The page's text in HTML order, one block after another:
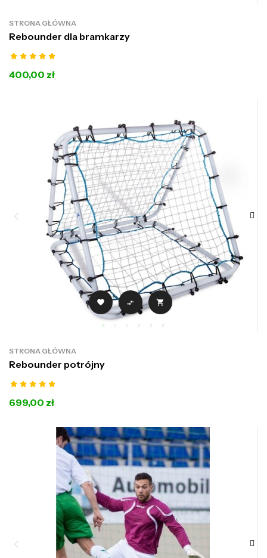
STRONA GŁÓWNA
Rebounder dla bramkarzy
400,00 zł
  
STRONA GŁÓWNA
Rebounder potrójny
699,00 zł